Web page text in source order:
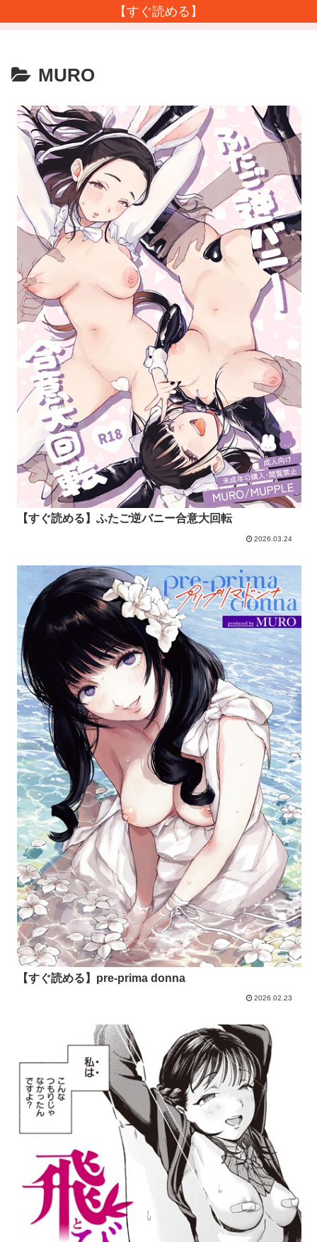
【すぐ読める】
MURO
【すぐ読める】ふたご逆バニー合意大回転
2026.03.24
【すぐ読める】pre-prima donna
2026.02.23